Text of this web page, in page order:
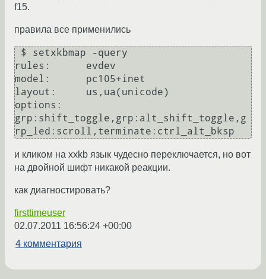
f15.
правила все применились
rules:      evdev
model:      pc105+inet
layout:     us,ua(unicode)
options:
grp:shift_toggle,grp:alt_shift_toggle,g
и кликом на xxkb язык чудесно переключается, но вот
на двойной шифт никакой реакции.
как диагностировать?
firsttimeuser
02.07.2011 16:56:24 +00:00
4 комментария